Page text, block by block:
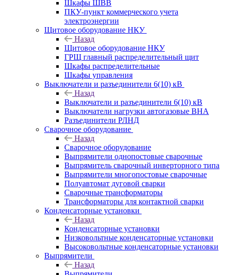
Шкафы ШВВ
ПКУ-пункт коммерческого учета
электроэнергии
Щитовое оборудование НКУ
Назад
Щитовое оборудование НКУ
ГРЩ главный распределительный щит
Шкафы распределительные
Шкафы управления
Выключатели и разъединители 6(10) кВ
Назад
Выключатели и разъединители 6(10) кВ
Выключатели нагрузки автогазовые ВНА
Разъединители РЛНД
Сварочное оборудование
Назад
Сварочное оборудование
Выпрямители однопостовые сварочные
Выпрямитель сварочный инверторного типа
Выпрямители многопостовые сварочные
Полуавтомат дуговой сварки
Сварочные трансформаторы
Трансформаторы для контактной сварки
Конденсаторные установки
Назад
Конденсаторные установки
Низковольтные конденсаторные установки
Высоковольтные конденсаторные установки
Выпрямители
Назад